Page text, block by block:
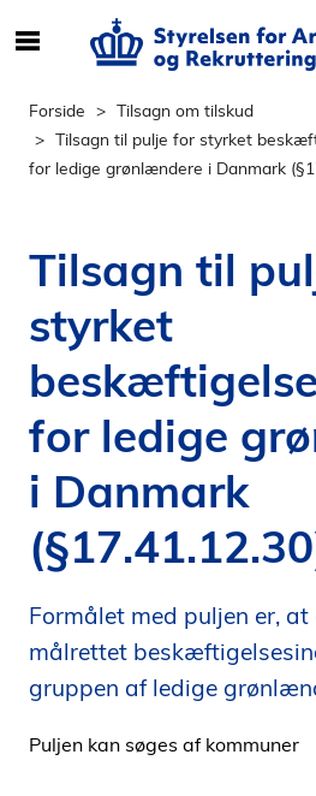
e
f
d
o
d
p
å
s
i
e
n
Forside
Tilsagn om tilskud
Tilsagn til pulje for styrket
for ledige grønlændere i Danmark
Tilsagn til
styrket
for ledige
i Danmark
Formålet med puljen er, at
målrettet
gruppen af ledige
Puljen kan søges af kommuner